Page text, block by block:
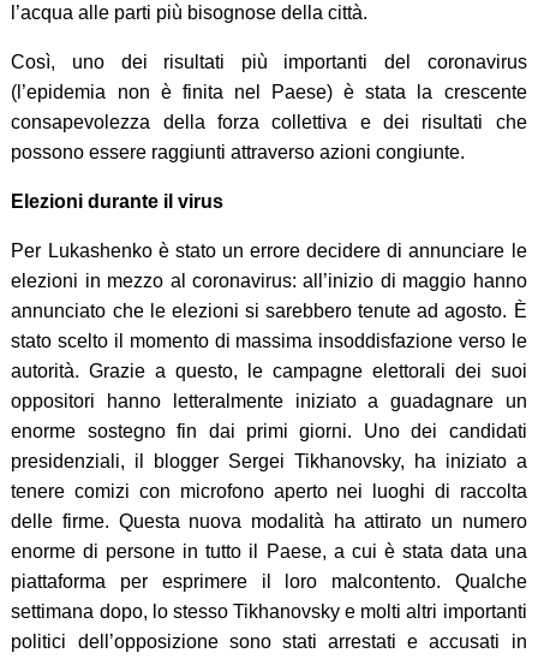
l’acqua alle parti più bisognose della città.
Così, uno dei risultati più importanti del coronavirus
(l’epidemia non è finita nel Paese) è stata la crescente
consapevolezza della forza collettiva e dei risultati che
possono essere raggiunti attraverso azioni congiunte.
Elezioni durante il virus
Per Lukashenko è stato un errore decidere di annunciare le
elezioni in mezzo al coronavirus: all’inizio di maggio hanno
annunciato che le elezioni si sarebbero tenute ad agosto. È
stato scelto il momento di massima insoddisfazione verso le
autorità. Grazie a questo, le campagne elettorali dei suoi
oppositori hanno letteralmente iniziato a guadagnare un
enorme sostegno fin dai primi giorni. Uno dei candidati
presidenziali, il blogger Sergei Tikhanovsky, ha iniziato a
tenere comizi con microfono aperto nei luoghi di raccolta
delle firme. Questa nuova modalità ha attirato un numero
enorme di persone in tutto il Paese, a cui è stata data una
piattaforma per esprimere il loro malcontento. Qualche
settimana dopo, lo stesso Tikhanovsky e molti altri importanti
politici dell’opposizione sono stati arrestati e accusati in